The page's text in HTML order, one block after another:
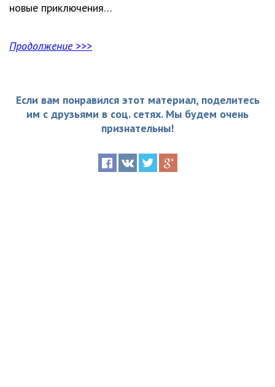
новые приключения…
Продолжение >>>
Если вам понравился этот материал, поделитесь
им с друзьями в соц. сетях. Мы будем очень
признательны!